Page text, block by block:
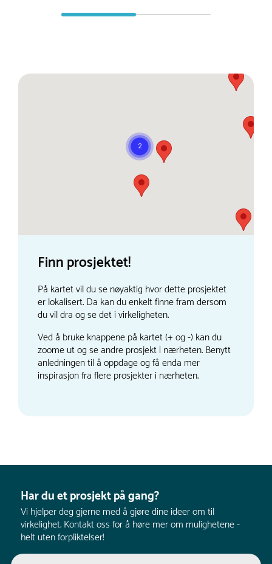
Finn prosjektet!
På kartet vil du se nøyaktig hvor dette prosjektet
er lokalisert. Da kan du enkelt finne fram dersom
du vil dra og se det i virkeligheten.
Ved å bruke knappene på kartet (+ og -) kan du
zoome ut og se andre prosjekt i nærheten. Benytt
anledningen til å oppdage og få enda mer
inspirasjon fra flere prosjekter i nærheten.
Har du et prosjekt på gang?
Vi hjelper deg gjerne med å gjøre dine ideer om til
virkelighet. Kontakt oss for å høre mer om mulighetene -
helt uten forpliktelser!